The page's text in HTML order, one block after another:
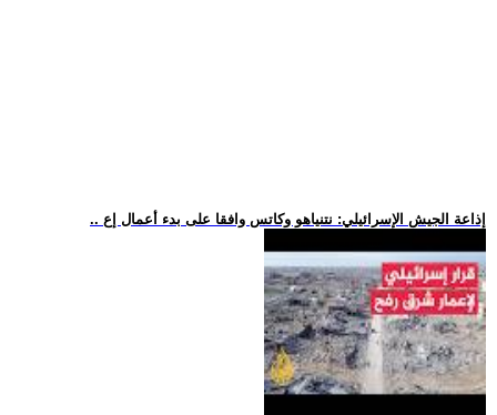
.. إذاعة الجيش الإسرائيلي: نتنياهو وكاتس وافقا على بدء أعمال إع